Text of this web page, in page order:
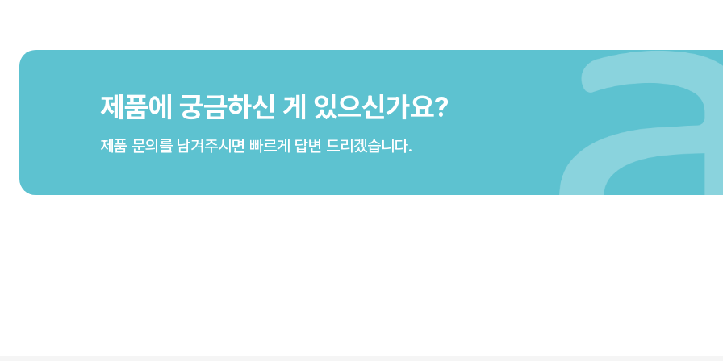
제품에 궁금하신 게 있으신가요?
제품 문의를 남겨주시면 빠르게 답변 드리겠습니다.